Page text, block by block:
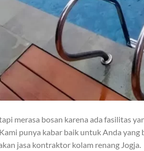
merasa bosan karena ada fasilitas
punya kabar baik untuk Anda
jasa kontraktor kolam renang Jogja.